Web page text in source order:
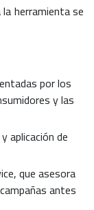
herramienta se
por los
y las
aplicación de
que asesora
antes